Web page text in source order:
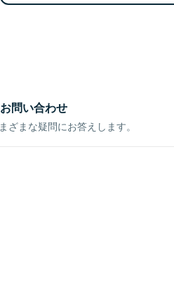
問い合わせ
ざまな疑問にお答えします。